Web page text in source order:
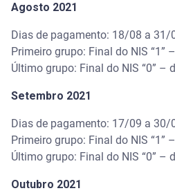
Agosto 2021
Dias de pagamento: 18/08 a 31/
Primeiro grupo: Final do NIS “1”
Último grupo: Final do NIS “0” –
Setembro 2021
Dias de pagamento: 17/09 a 30/
Primeiro grupo: Final do NIS “1”
Último grupo: Final do NIS “0” –
Outubro 2021